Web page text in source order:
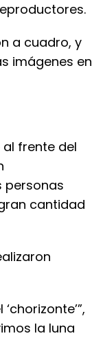
a cuadro, y
imágenes en
frente del
personas
cantidad
la luna